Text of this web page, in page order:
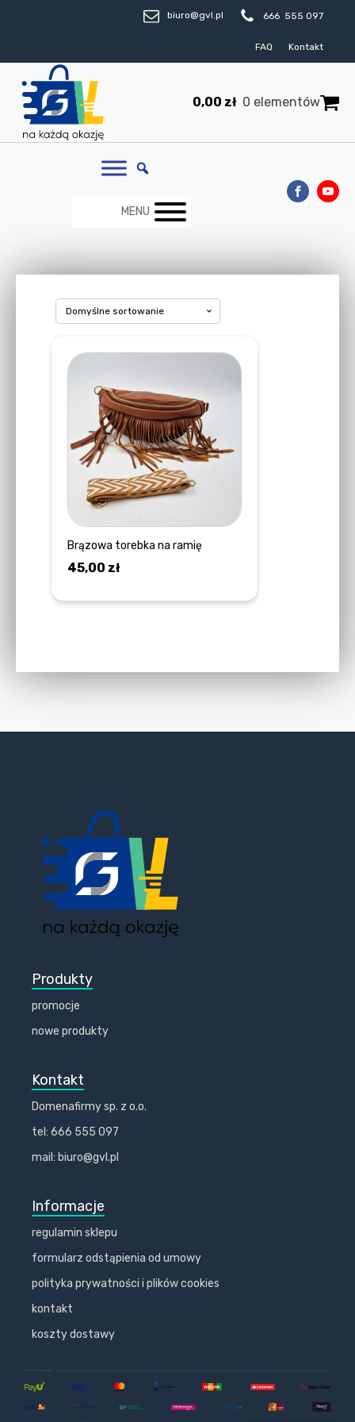
biuro@gvl.pl 666 555 097
FAQ Kontakt
0,00 zł 0 elementów
MENU
Brązowa torebka na ramię
45,00 zł
Produkty
promocje
nowe produkty
Kontakt
Domenafirmy sp. z o.o.
tel: 666 555 097
mail: biuro@gvl.pl
Informacje
regulamin sklepu
formularz odstąpienia od umowy
polityka prywatności i plików cookies
kontakt
koszty dostawy